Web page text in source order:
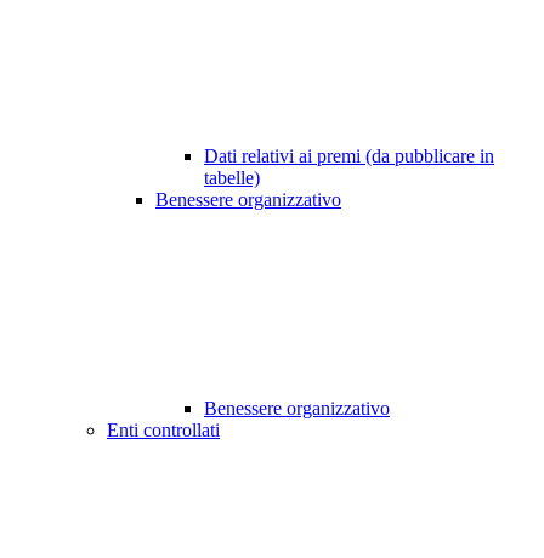
Dati relativi ai premi (da pubblicare in
tabelle)
Benessere organizzativo
Benessere organizzativo
Enti controllati